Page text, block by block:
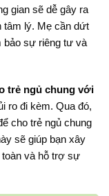
gian sẽ dễ gây ra
tâm lý. Mẹ cần dứt
bảo sự riêng tư và
trẻ ngủ chung với
ro đi kèm. Qua đó,
cho trẻ ngủ chung
sẽ giúp bạn xây
toàn và hỗ trợ sự